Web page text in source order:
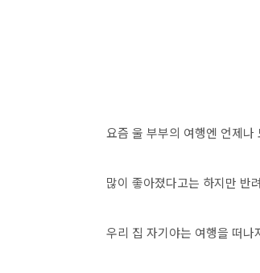
요즘 울 부부의 여행엔 언제나
많이 좋아졌다고는 하지만 반
우리 집 자기야는 여행을 떠